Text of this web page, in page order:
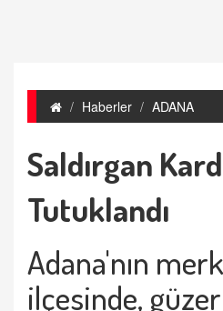
Haberler ADANA
Saldırgan
Tutuklandı
Adana'nın
ilçesinde,